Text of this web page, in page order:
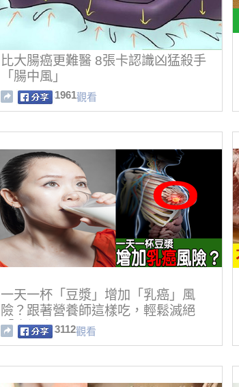
比大腸癌更難醫 8張卡認識凶猛殺手
「腸中風」
1961觀看
一天一杯「豆漿」增加「乳癌」風
險？跟著營養師這樣吃，輕鬆滅絕
「癌細胞」3112觀看